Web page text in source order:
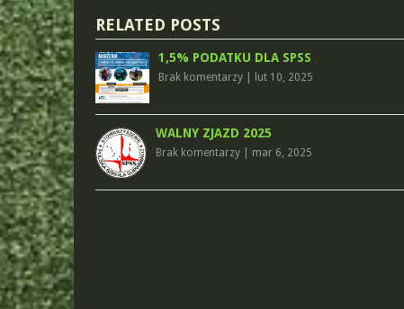
RELATED POSTS
1,5% PODATKU DLA SPSS
Brak komentarzy| lut 10, 2025
WALNY ZJAZD 2025
Brak komentarzy| mar 6, 2025